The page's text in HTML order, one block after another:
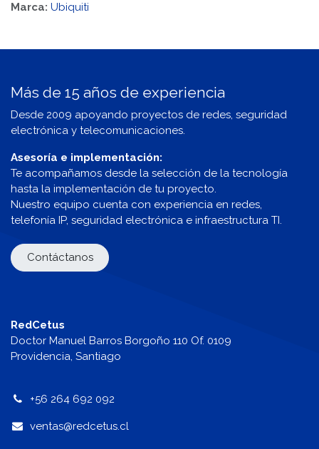
Marca: Ubiquiti
Más de 15 años de experiencia
Desde 2009 apoyando proyectos de redes, seguridad
electrónica y telecomunicaciones.
Asesoría e implementación:
Te acompañamos desde la selección de la tecnología
hasta la implementación de tu proyecto.
Nuestro equipo cuenta con experiencia en redes,
telefonía IP, seguridad electrónica e infraestructura TI.
Contáctanos
RedCetus
Doctor Manuel Barros Borgoño 110 Of. 0109
Providencia, Santiago
+56 264 692 092
ventas@redcetus.cl